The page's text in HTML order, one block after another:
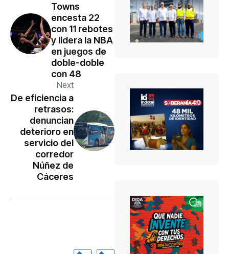
Towns
encesta 22
con 11 rebotes
y lidera la NBA
en juegos de
doble-doble
con 48
Next
De eficiencia a
retrasos:
denuncian
deterioro en
servicio del
corredor
Núñez de
Cáceres